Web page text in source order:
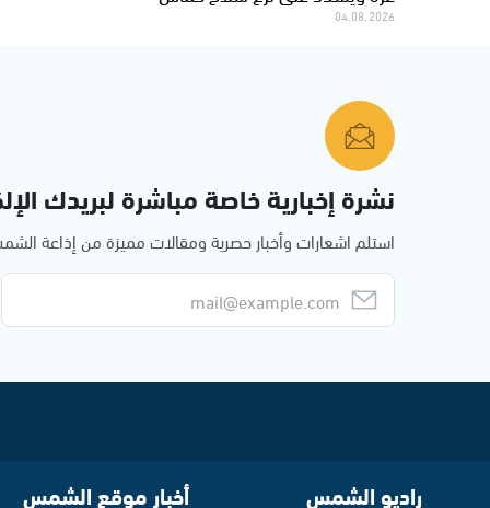
04.08.2026
نشرة إخبارية خاصة مباشرة لبريدك
استلم اشعارات وأخبار حصرية ومقالات مميزة من إذاعة
راديو الشمس أخبار موقع الشمس